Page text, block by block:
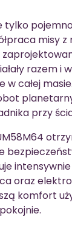
tylko
misy z
razem i
całej
przy
oraz
komfort